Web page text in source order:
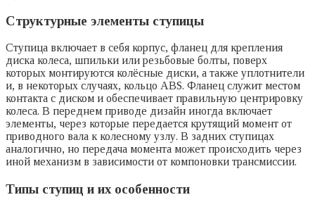
Структурные элементы ступицы
Ступица включает в себя корпус, фланец для крепления
диска колеса, шпильки или резьбовые болты, поверх
которых монтируются колёсные диски, а также уплотнители
и, в некоторых случаях, кольцо ABS. Фланец служит местом
контакта с диском и обеспечивает правильную центрировку
колеса. В переднем приводе дизайн иногда включает
элементы, через которые передается крутящий момент от
приводного вала к колесному узлу. В задних ступицах
аналогично, но передача момента может происходить через
иной механизм в зависимости от компоновки трансмиссии.
Типы ступиц и их особенности